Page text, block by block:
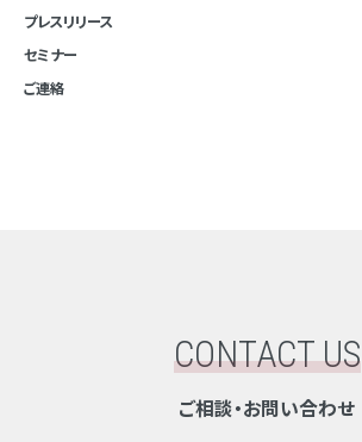
プレスリリース
セミナー
ご連絡
CONTACT US
ご相談・お問い合わせ